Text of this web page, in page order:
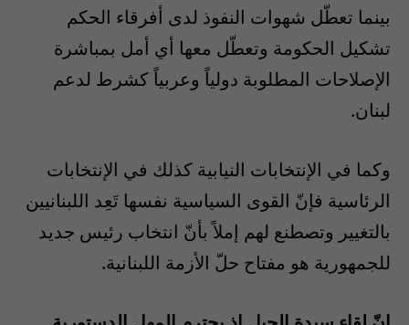
بينما تعطّل شهوات النفوذ لدى أفرقاء الحكم
تشكيل الحكومة وتعطّل معها أي أمل بمباشرة
الإصلاحات المطلوبة دولياً وعربياً كشرط لدعم
لبنان.
وكما في الإنتخابات النيابية كذلك في الإنتخابات
الرئاسية فإنّ القوى السياسية نفسها تَعِد اللبنانيين
بالتغيير وتصطنع لهم إملاً بأنّ انتخاب رئيس جديد
للجمهورية هو مفتاح حلّ الأزمة اللبنانية.